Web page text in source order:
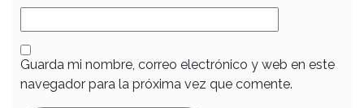
Guarda mi nombre, correo electrónico y web en este
navegador para la próxima vez que comente.